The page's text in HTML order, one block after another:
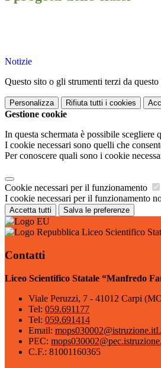
Notizie
Questo sito o gli strumenti terzi da
Personalizza Rifiuta tutti i cookies
Gestione cookie
In questa schermata è possibile scegliere
I cookie necessari sono quelli che
Per conoscere quali sono i cookie
Cookie necessari per il funzionamento
I cookie necessari per il funzionamento
Accetta tutti Salva le preferenze
Liceo Scientifico
Contatti
Liceo Scientifico Statale “Manfredo
Viale Peruzzi, 7 - 41012 Carpi
Tel: 059.691177
Tel: 059.691414
Email: mops030002@istruzione.it
PEC:
C.F.: 81001160365